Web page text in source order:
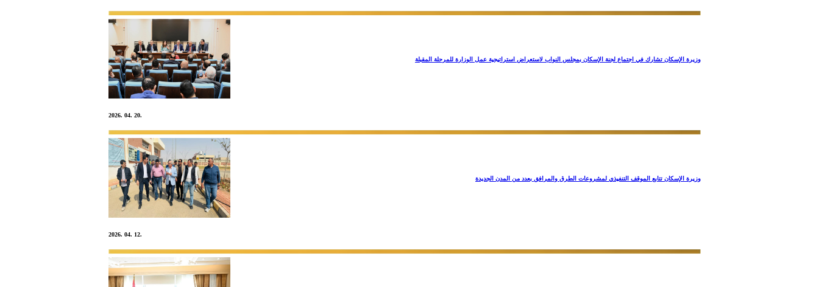
وزيرة الإسكان تشارك في اجتماع لجنة الإسكان بمجلس النواب لاستعراض استراتيجية عمل الوزارة للمرحلة المقبلة
2026. 04. 20.
وزيرة الإسكان تتابع الموقف التنفيذي لمشروعات الطرق والمرافق بعدد من المدن الجديدة
2026. 04. 12.